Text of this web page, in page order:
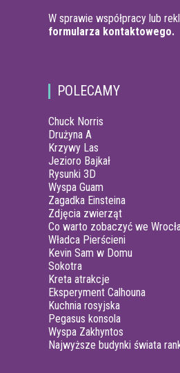
W sprawie współpracy lub
formularza kontaktowego.
POLECAMY
Chuck Norris
Drużyna A
Krzywy Las
Jezioro Bajkał
Rysunki 3D
Wyspa Guam
Zagadka Einsteina
Zdjęcia zwierząt
Co warto zobaczyć we
Władca Pierścieni
Kevin Sam w Domu
Sokotra
Kreta atrakcje
Eksperyment Calhouna
Kuchnia rosyjska
Pegasus konsola
Wyspa Zakhyntos
Najwyższe budynki świata